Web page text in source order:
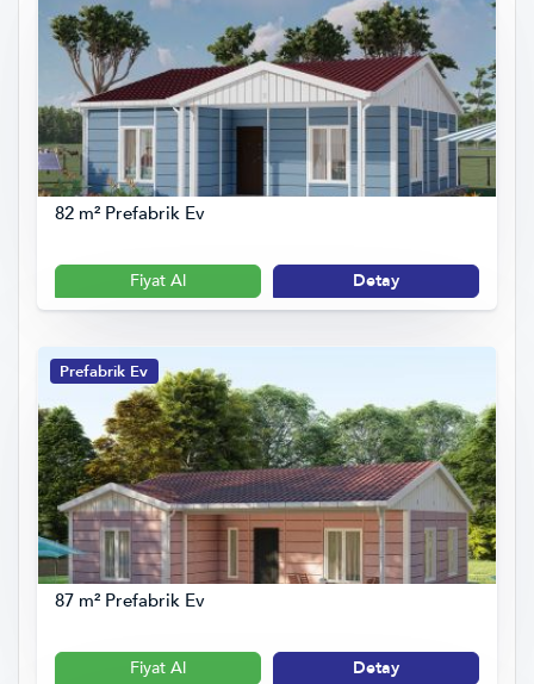
82 m² Prefabrik Ev
Fiyat Al Detay
Prefabrik Ev
87 m² Prefabrik Ev
Fiyat Al Detay